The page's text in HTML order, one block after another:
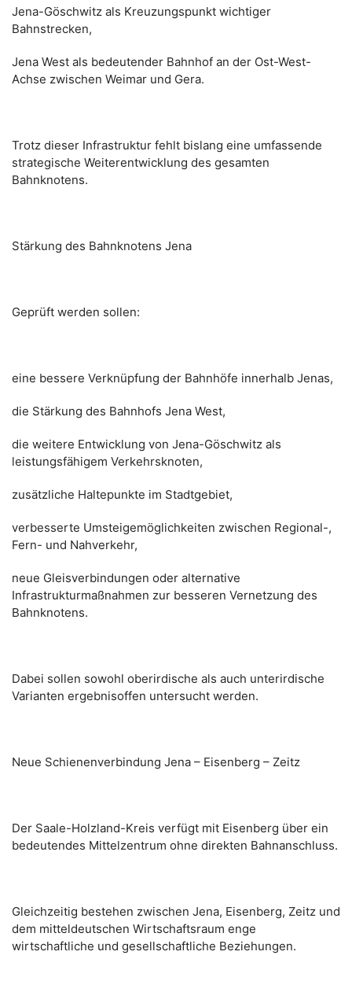
Jena-Göschwitz als Kreuzungspunkt wichtiger
Bahnstrecken,
Jena West als bedeutender Bahnhof an der Ost-West-
Achse zwischen Weimar und Gera.
Trotz dieser Infrastruktur fehlt bislang eine umfassende
strategische Weiterentwicklung des gesamten
Bahnknotens.
Stärkung des Bahnknotens Jena
Geprüft werden sollen:
eine bessere Verknüpfung der Bahnhöfe innerhalb Jenas,
die Stärkung des Bahnhofs Jena West,
die weitere Entwicklung von Jena-Göschwitz als
leistungsfähigem Verkehrsknoten,
zusätzliche Haltepunkte im Stadtgebiet,
verbesserte Umsteigemöglichkeiten zwischen Regional-,
Fern- und Nahverkehr,
neue Gleisverbindungen oder alternative
Infrastrukturmaßnahmen zur besseren Vernetzung des
Bahnknotens.
Dabei sollen sowohl oberirdische als auch unterirdische
Varianten ergebnisoffen untersucht werden.
Neue Schienenverbindung Jena – Eisenberg – Zeitz
Der Saale-Holzland-Kreis verfügt mit Eisenberg über ein
bedeutendes Mittelzentrum ohne direkten Bahnanschluss.
Gleichzeitig bestehen zwischen Jena, Eisenberg, Zeitz und
dem mitteldeutschen Wirtschaftsraum enge
wirtschaftliche und gesellschaftliche Beziehungen.